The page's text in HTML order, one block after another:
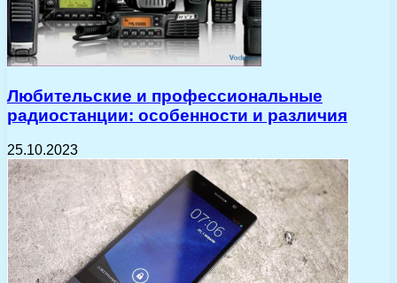
Любительские и профессиональные
радиостанции: особенности и различия
25.10.2023